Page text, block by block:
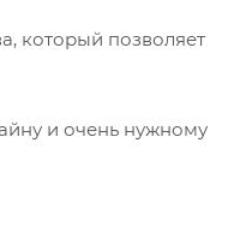
который позволяет
и очень нужному